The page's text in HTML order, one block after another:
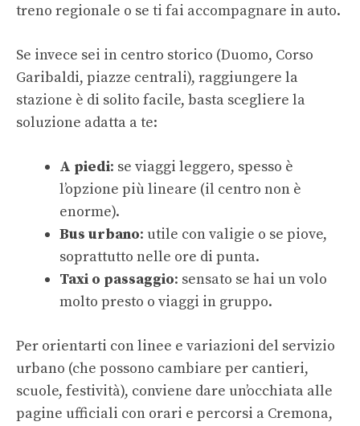
treno regionale o se ti fai accompagnare in auto.
Se invece sei in centro storico (Duomo, Corso
Garibaldi, piazze centrali), raggiungere la
stazione è di solito facile, basta scegliere la
soluzione adatta a te:
A piedi: se viaggi leggero, spesso è
l’opzione più lineare (il centro non è
enorme).
Bus urbano: utile con valigie o se piove,
soprattutto nelle ore di punta.
Taxi o passaggio: sensato se hai un volo
molto presto o viaggi in gruppo.
Per orientarti con linee e variazioni del servizio
urbano (che possono cambiare per cantieri,
scuole, festività), conviene dare un’occhiata alle
pagine ufficiali con orari e percorsi a Cremona,